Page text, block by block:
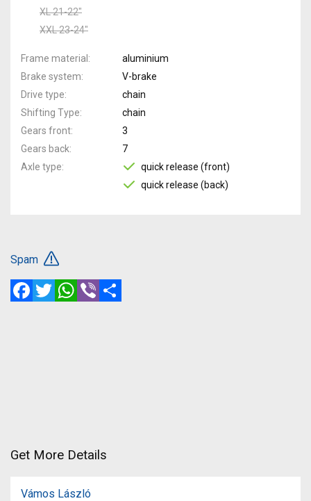
XL 21-22"
XXL 23-24"
Frame material
aluminium
Brake system
V-brake
Drive type
chain
Shifting Type
chain
Gears front
3
Gears back
7
Axle type
quick release (front)
quick release (back)
Spam
FacebookTwitterWhatsApp
Viber
Get More Details
Vámos László